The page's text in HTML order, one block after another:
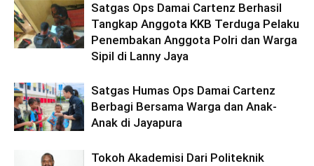
Satgas Ops Damai Cartenz Berhasil
Tangkap Anggota KKB Terduga Pelaku
Penembakan Anggota Polri dan Warga
Sipil di Lanny Jaya
Satgas Humas Ops Damai Cartenz
Berbagi Bersama Warga dan Anak-
Anak di Jayapura
Tokoh Akademisi Dari Politeknik